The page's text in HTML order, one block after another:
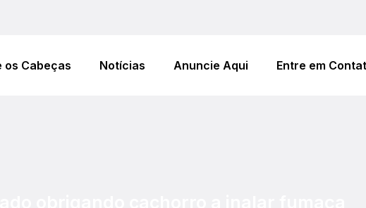
os Cabeças Notícias Anuncie Aqui Entre em